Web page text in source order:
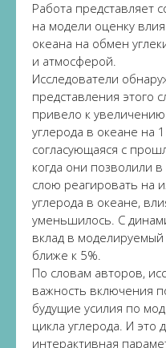
Работа представляет
на модели оценку
океана на обмен
и атмосферой.
Исследователи
представления этого
привело к
углерода в океане на
согласующаяся с
когда они позволили
слою реагировать на
углерода в океане,
уменьшилось. С
вклад в моделируемый
ближе к 5%.
По словам авторов,
важность включения
будущие усилия по
цикла углерода. И это
интерактивная